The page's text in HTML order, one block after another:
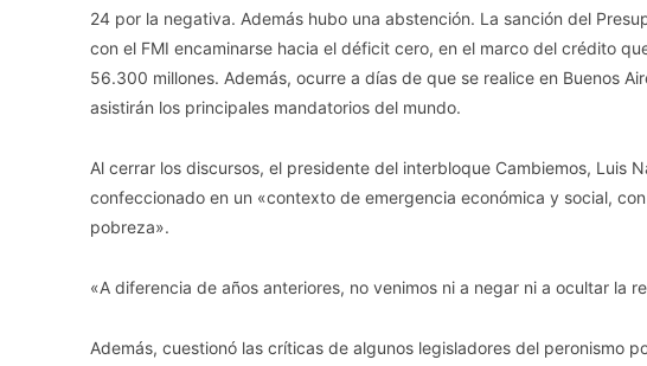
24 por la negativa. Además hubo una abstención. La sanción del
con el FMI encaminarse hacia el déficit cero, en el marco del crédito
56.300 millones. Además, ocurre a días de que se realice en Buenos
asistirán los principales mandatorios del mundo.
Al cerrar los discursos, el presidente del interbloque Cambiemos, Luis
confeccionado en un «contexto de emergencia económica y social,
pobreza».
«A diferencia de años anteriores, no venimos ni a negar ni a ocultar la
Además, cuestionó las críticas de algunos legisladores del peronismo